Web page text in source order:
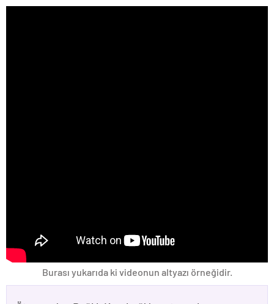
Burası yukarıda ki videonun altyazı örneğidir.